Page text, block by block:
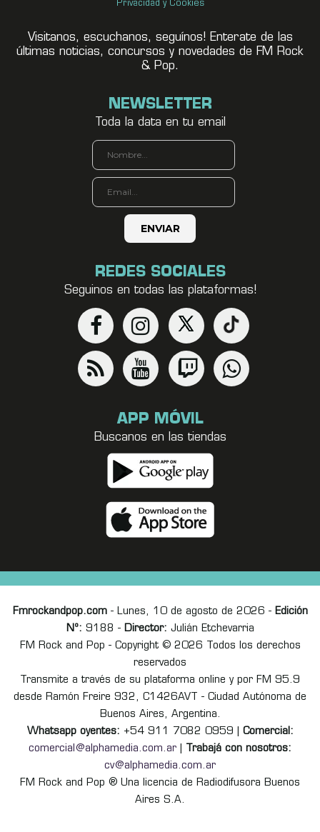
Privacidad y Cookies
Visitanos, escuchanos, seguínos! Enterate de las
últimas noticias, concursos y novedades de FM Rock
& Pop.
NEWSLETTER
Toda la data en tu email
REDES SOCIALES
Seguinos en todas las plataformas!
APP MÓVIL
Buscanos en las tiendas
Fmrockandpop.com- Lunes, 10 de agosto de 2026 - Edición
Nº: 9188 - Director: Julián Etchevarria
FM Rock and Pop - Copyright © 2026 Todos los derechos
reservados
Transmite a través de su plataforma online y por FM 95.9
desde Ramón Freire 932, C1426AVT - Ciudad Autónoma de
Buenos Aires, Argentina.
Whatsapp oyentes: +54 911 7082 0959 | Comercial:
comercial@alphamedia.com.ar
Trabajá con nosotros:
cv@alphamedia.com.ar
FM Rock and Pop ® Una licencia de Radiodifusora Buenos
Aires S.A.